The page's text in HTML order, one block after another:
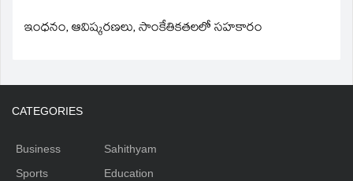
ఇంధనం, ఆవిష్కరణలు, సాంకేతికతలలో సహకారం
CATEGORIES
Business
Sports
Sahithyam
Education